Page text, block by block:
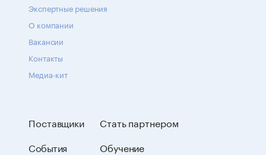
Экспертные решения
О компании
Вакансии
Контакты
Медиа-кит
Поставщики
События
Стать партнером
Обучение